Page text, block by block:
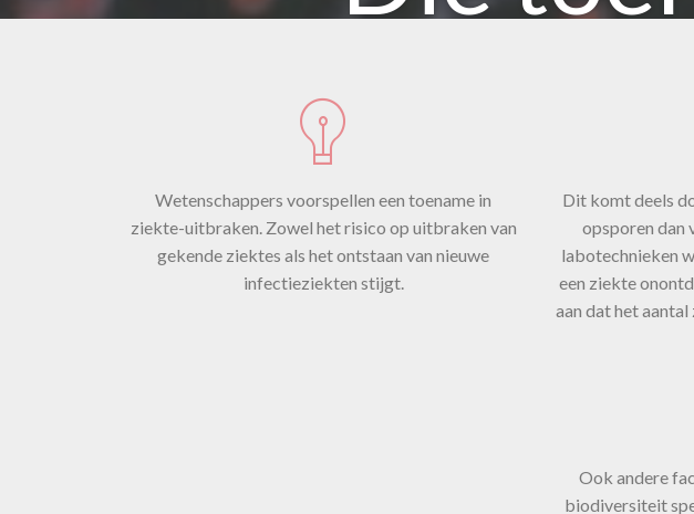
Wetenschappers voorspellen een toename in
ziekte-uitbraken. Zowel het risico op uitbraken van
gekende ziektes als het ontstaan van nieuwe
infectieziekten stijgt.
Dit komt deels
opsporen dan
labotechnieken
een ziekte
aan dat het
Ook andere
biodiversiteit